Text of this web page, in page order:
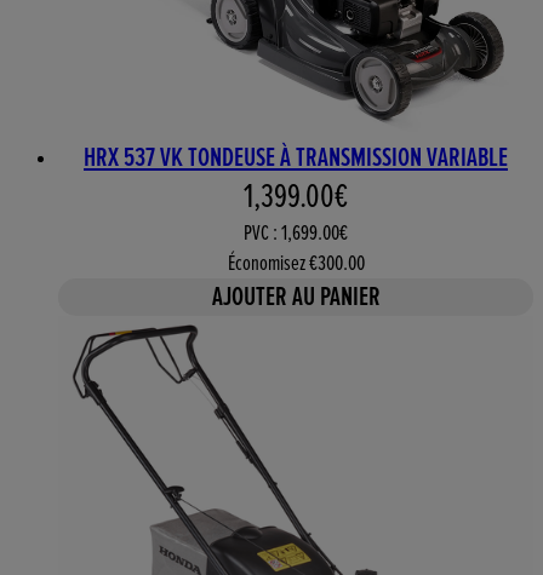
HRX 537 VK TONDEUSE À TRANSMISSION VARIABLE
Prix actuel : 1,399.00€. Prix
1,399.00€
PVC : 1,699.00€
Économisez €300.00
AJOUTER AU PANIER